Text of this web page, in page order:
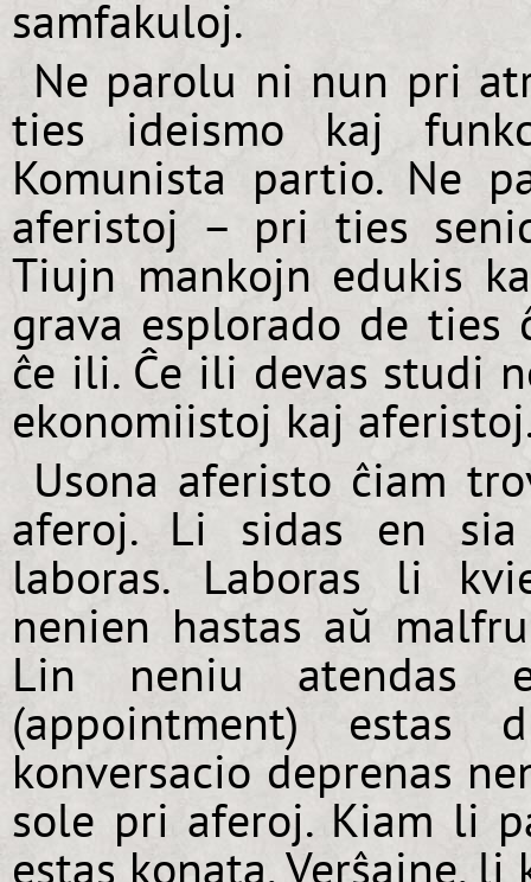
samfakuloj.
Ne parolu ni nun pri
ties ideismo kaj
Komunista partio. Ne
aferistoj – pri ties
Tiujn mankojn edukis
grava esplorado de
ĉe ili. Ĉe ili devas studi
ekonomiistoj kaj
Usona aferisto ĉiam
aferoj. Li sidas en
laboras. Laboras li
nenien hastas aŭ
Lin neniu atendas
(appointment) estas
konversacio deprenas
sole pri aferoj. Kiam li
estas konata. Verŝajne,